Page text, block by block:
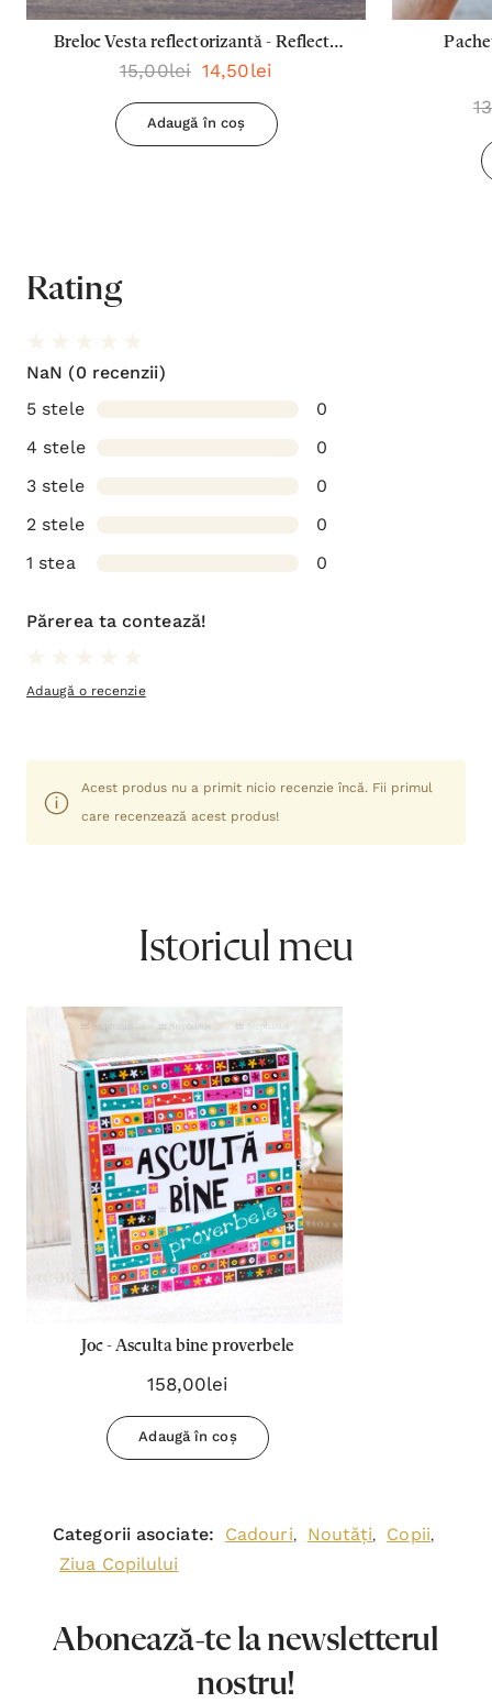
Breloc Vesta reflectorizantă - Reflecta
lumina oriunde mergi
15,00lei 14,50lei
Adaugă în coș
Rating
NaN (0 recenzii)
5 stele
0
4 stele
0
3 stele
0
2 stele
0
1 stea
0
Părerea ta contează!
Adaugă o recenzie
Acest produs nu a primit nicio recenzie încă. Fii primul
care recenzează acest produs!
Istoricul meu
Joc - Asculta bine proverbele
158,00lei
Adaugă în coș
Categorii asociate: Cadouri, Noutăți, Copii,
Ziua Copilului
Abonează-te la newsletterul
nostru!